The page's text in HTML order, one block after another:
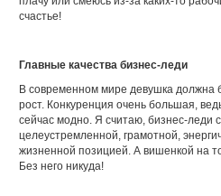
счастье!
Главные качества бизнес-леди
В современном мире девушка должна
рост. Конкуренция очень большая,
сейчас модно. Я считаю, бизнес-леди
целеустремленной, грамотной,
жизненной позицией. А вишенкой на
Без него никуда!